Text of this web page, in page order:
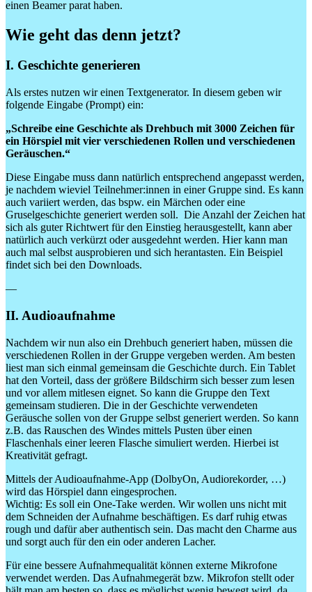
einen Beamer parat haben.
Wie geht das denn jetzt?
I. Geschichte generieren
Als erstes nutzen wir einen Textgenerator. In diesem geben wir
folgende Eingabe (Prompt) ein:
„Schreibe eine Geschichte als Drehbuch mit 3000 Zeichen für
ein Hörspiel mit vier verschiedenen Rollen und verschiedenen
Geräuschen.“
Diese Eingabe muss dann natürlich entsprechend angepasst werden,
je nachdem wieviel Teilnehmer:innen in einer Gruppe sind. Es kann
auch variiert werden, das bspw. ein Märchen oder eine
Gruselgeschichte generiert werden soll. Die Anzahl der Zeichen hat
sich als guter Richtwert für den Einstieg herausgestellt, kann aber
natürlich auch verkürzt oder ausgedehnt werden. Hier kann man
auch mal selbst ausprobieren und sich herantasten. Ein Beispiel
findet sich bei den Downloads.
—
II. Audioaufnahme
Nachdem wir nun also ein Drehbuch generiert haben, müssen die
verschiedenen Rollen in der Gruppe vergeben werden. Am besten
liest man sich einmal gemeinsam die Geschichte durch. Ein Tablet
hat den Vorteil, dass der größere Bildschirm sich besser zum lesen
und vor allem mitlesen eignet. So kann die Gruppe den Text
gemeinsam studieren. Die in der Geschichte verwendeten
Geräusche sollen von der Gruppe selbst generiert werden. So kann
z.B. das Rauschen des Windes mittels Pusten über einen
Flaschenhals einer leeren Flasche simuliert werden. Hierbei ist
Kreativität gefragt.
Mittels der Audioaufnahme-App (DolbyOn, Audiorekorder, …)
wird das Hörspiel dann eingesprochen.
Wichtig: Es soll ein One-Take werden. Wir wollen uns nicht mit
dem Schneiden der Aufnahme beschäftigen. Es darf ruhig etwas
rough und dafür aber authentisch sein. Das macht den Charme aus
und sorgt auch für den ein oder anderen Lacher.
Für eine bessere Aufnahmequalität können externe Mikrofone
verwendet werden. Das Aufnahmegerät bzw. Mikrofon stellt oder